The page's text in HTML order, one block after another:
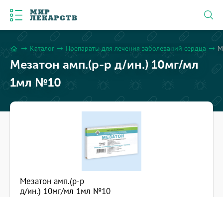
МИР
ЛЕКАРСТВ
home arrow_right_alt Каталог arrow_right_alt Препараты для лечения заболеваний сердца arrow_right_alt
Мезатон амп.(р-р д/ин.) 10мг/мл
1мл №10
Мезатон амп.(р-р
д/ин.) 10мг/мл 1мл №10